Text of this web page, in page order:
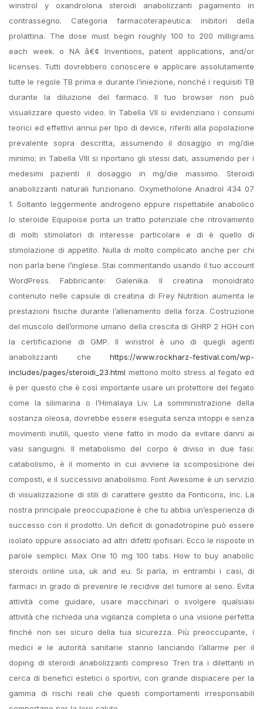
winstrol y oxandrolona steroidi anabolizzanti pagamento in
contrassegno. Categoria farmacoterapeutica: inibitori della
prolattina. The dose must begin roughly 100 to 200 milligrams
each week. o NA â€¢ Inventions, patent applications, and/or
licenses. Tutti dovrebbero conoscere e applicare assolutamente
tutte le regole TB prima e durante l’iniezione, nonché i requisiti TB
durante la diluizione del farmaco. Il tuo browser non può
visualizzare questo video. In Tabella VII si evidenziano i consumi
teorici ed effettivi annui per tipo di device, riferiti alla popolazione
prevalente sopra descritta, assumendo il dosaggio in mg/die
minimo; in Tabella VIII si riportano gli stessi dati, assumendo per i
medesimi pazienti il dosaggio in mg/die massimo. Steroidi
anabolizzanti naturali funzionano. Oxymetholone Anadrol 434 07
1. Soltanto leggermente androgeno eppure rispettabile anabolico
lo steroide Equipoise porta un tratto potenziale che ritrovamento
di molti stimolatori di interesse particolare e di è quello di
stimolazione di appetito. Nulla di molto complicato anche per chi
non parla bene l’inglese. Stai commentando usando il tuo account
WordPress. Fabbricante: Galenika. Il creatina monoidrato
contenuto nelle capsule di creatina di Frey Nutrition aumenta le
prestazioni fisiche durante l’allenamento della forza. Costruzione
del muscolo dell’ormone umano della crescita di GHRP 2 HGH con
la certificazione di GMP. Il winstrol è uno di quegli agenti
anabolizzanti che https://www.rockharz-festival.com/wp-
includes/pages/steroidi_23.html mettono molto stress al fegato ed
è per questo che è così importante usare un protettore del fegato
come la silimarina o l’Himalaya Liv. La somministrazione della
sostanza oleosa, dovrebbe essere eseguita senza intoppi e senza
movimenti inutili, questo viene fatto in modo da evitare danni ai
vasi sanguigni. Il metabolismo del corpo è diviso in due fasi:
catabolismo, è il momento in cui avviene la scomposizione dei
composti, e il successivo anabolismo. Font Awesome è un servizio
di visualizzazione di stili di carattere gestito da Fonticons, Inc. La
nostra principale preoccupazione è che tu abbia un’esperienza di
successo con il prodotto. Un deficit di gonadotropine può essere
isolato oppure associato ad altri difetti ipofisari. Ecco le risposte in
parole semplici. Max One 10 mg 100 tabs. How to buy anabolic
steroids online usa, uk and eu. Si parla, in entrambi i casi, di
farmaci in grado di prevenire le recidive del tumore al seno. Evita
attività come guidare, usare macchinari o svolgere qualsiasi
attività che richieda una vigilanza completa o una visione perfetta
finché non sei sicuro della tua sicurezza. Più preoccupante, i
medici e le autorità sanitarie stanno lanciando l’allarme per il
doping di steroidi anabolizzanti compreso Tren tra i dilettanti in
cerca di benefici estetici o sportivi, con grande dispiacere per la
gamma di rischi reali che questi comportamenti irresponsabili